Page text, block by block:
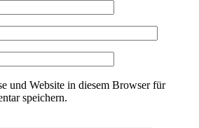
und Website in diesem Browser für
speichern.